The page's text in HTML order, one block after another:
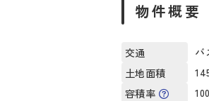
物件概要
交通 バ
土地面積
容積率